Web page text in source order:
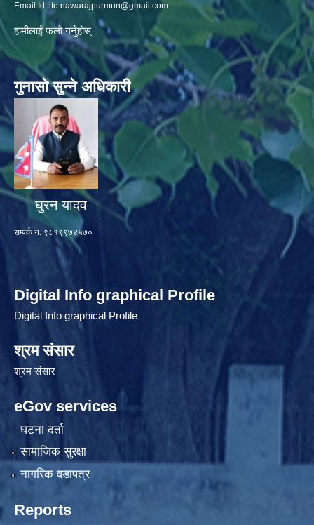
Email Id: ito.nawarajpurmun@gmail.com
हामीलाई फलो गर्नुहोस्
गुनासो सुन्ने अधिकारी
घुरन यादव
सम्पर्क न. ९८१९९७४५७०
Digital Info graphical Profile
Digital Info graphical Profile
श्रम संसार
श्रम संसार
eGov services
घटना दर्ता
सामाजिक सुरक्षा
नागरिक वडापत्र
Reports